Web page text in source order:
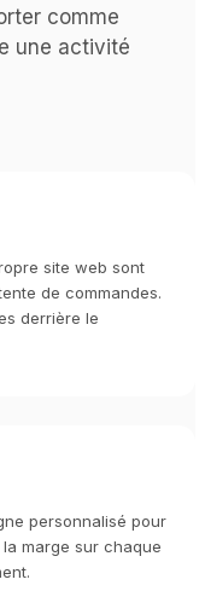
comme
une activité
site web sont
de commandes.
derrière le
personnalisé pour
marge sur chaque